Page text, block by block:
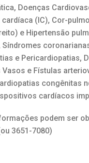
Doenças
(IC), Cor-
e Hipertensão
Síndromes
e Pericardiopatias,
Vasos e Fístulas
congênitas
cardíacos
podem ser
3651-7080)